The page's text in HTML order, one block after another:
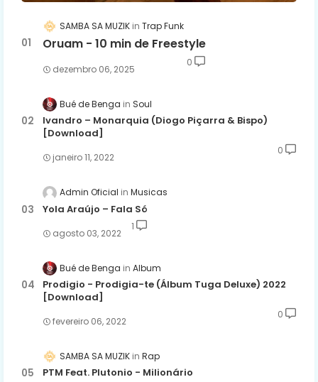
SAMBA SA MUZIK Trap Funk
Oruam - 10 min de Freestyle
dezembro 06, 2025
0
Bué de Benga Soul
Ivandro – Monarquia (Diogo Piçarra & Bispo)
[Download]
janeiro 11, 2022
0
Admin Oficial Musicas
Yola Araújo – Fala Só
agosto 03, 2022
1
Bué de Benga Album
Prodigio - Prodigia-te (Álbum Tuga Deluxe) 2022
[Download]
fevereiro 06, 2022
0
SAMBA SA MUZIK Rap
PTM Feat. Plutonio - Milionário